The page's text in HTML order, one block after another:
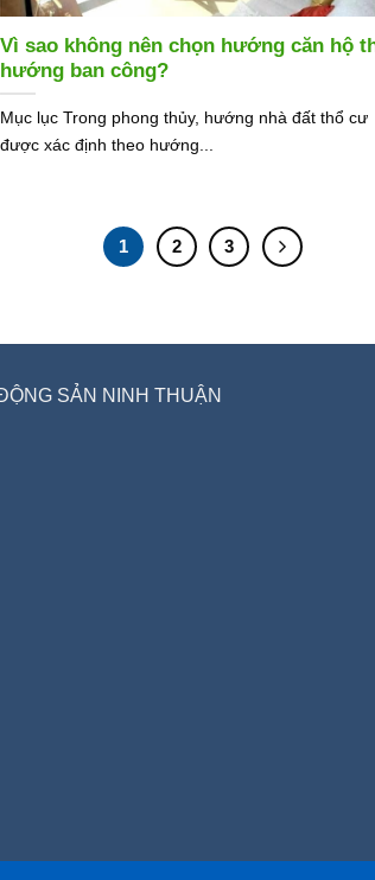
Vì sao không nên chọn hướng căn hộ
hướng ban công?
Mục lục Trong phong thủy, hướng nhà đất thổ cư
được xác định theo hướng...
1 2 3
SẢN NINH THUẬN